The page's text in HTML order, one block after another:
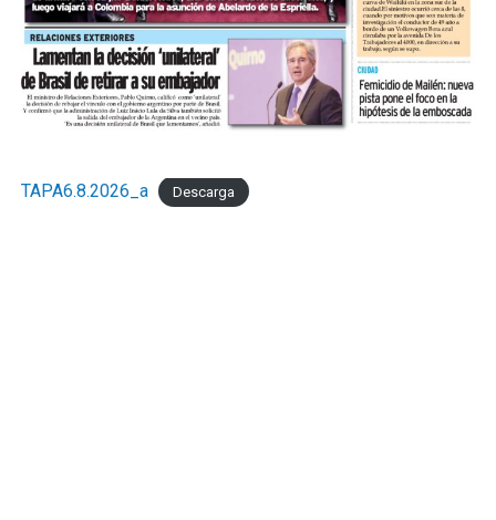
TAPA6.8.2026_a Descarga